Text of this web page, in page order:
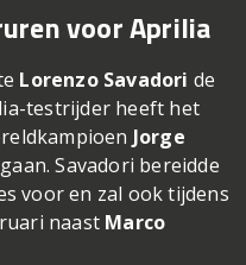
voor Aprilia
Lorenzo Savadori de
testrijder heeft het
Jorge
Savadori bereidde
voor en zal ook tijdens
naast Marco